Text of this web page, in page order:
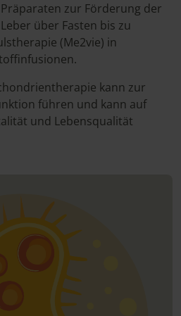
zur Förderung der
über Fasten bis zu
(Me2vie) in
kann zur
führen und kann auf
und Lebensqualität